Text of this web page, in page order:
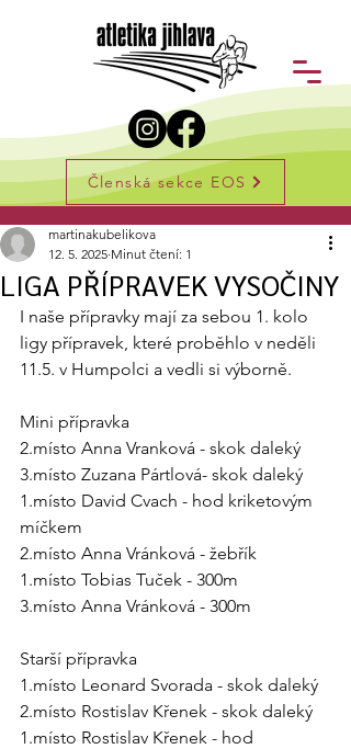
Členská sekce EOS
Příspěvek
LIGA PŘÍPRAVEK VYSOČINY
martinakubelikova
12. 5. 2025 Minut čtení: 1
I naše přípravky mají za sebou 1. kolo
ligy přípravek, které proběhlo v neděli
11.5. v Humpolci a vedli si výborně.
Mini přípravka
2.místo Anna Vranková - skok daleký
3.místo Zuzana Pártlová- skok daleký
1.místo David Cvach - hod kriketovým
míčkem
2.místo Anna Vránková - žebřík
1.místo Tobias Tuček - 300m
3.místo Anna Vránková - 300m
Starší přípravka
1.místo Leonard Svorada - skok daleký
2.místo Rostislav Křenek - skok daleký
1.místo Rostislav Křenek - hod